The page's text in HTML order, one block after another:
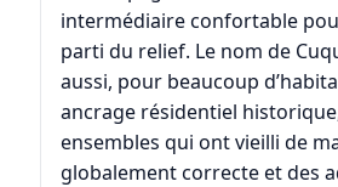
intermédiaire confortable
parti du relief. Le nom de
aussi, pour beaucoup
ancrage résidentiel
ensembles qui ont vieilli de
globalement correcte et des